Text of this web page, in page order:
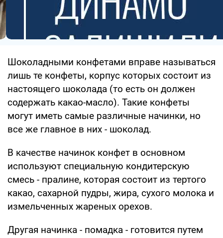
Шоколадными конфетами вправе называться
лишь те конфеты, корпус которых состоит из
настоящего шоколада (то есть он должен
содержать какао-масло). Такие конфеты
могут иметь самые различные начинки, но
все же главное в них - шоколад.
В качестве начинок конфет в основном
используют специальную кондитерскую
смесь - пралине, которая состоит из тертого
какао, сахарной пудры, жира, сухого молока и
измельченных жареных орехов.
Другая начинка - помадка - готовится путем